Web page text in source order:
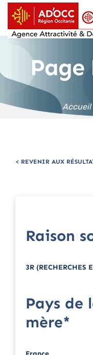
principal
Page
Accueil
< REVENIR AUX
Raison
3R (RECHERCHES
Pays de
mère*